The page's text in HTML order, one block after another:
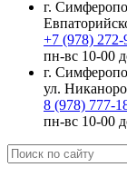
г.
+7 (978) 272-
пн-вс 10-00
г.
ул.
8 (978) 777-
пн-вс 10-00